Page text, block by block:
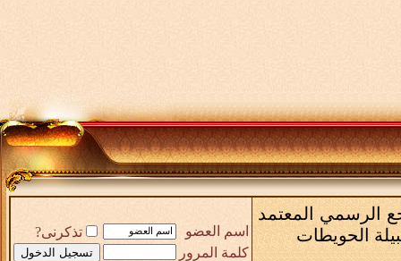
الرسمي المعتمد
الحويطات
اسم العضو
تذكرنى?
كلمة المرور